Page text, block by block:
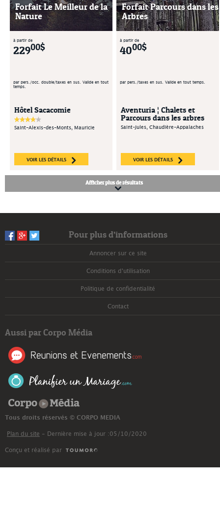
Forfait Le Meilleur de la
Nature
à partir de
22900$
par pers./occ. double/taxes en sus. Valide en tout
temps.
Hôtel Sacacomie
Saint-Alexis-des-Monts, Mauricie
VOIR LES DÉTAILS
Forfait Parcours dans les
Arbres
à partir de
4000$
par pers./taxes en sus. Valide en tout temps.
Aventuria ¦ Chalets et
Parcours dans les arbres
Saint-Jules, Chaudière-Appalaches
VOIR LES DÉTAILS
Afficher plus de résultats
Pour plus d’informations
Annoncer sur ce site
Conditions d'utilisation
Politique de confidentialité
Contact
Aussi par Corpo Média
Tous droits réservés © CORPO MEDIA
Plan du site - Dernière mise à jour :05/10/2020
Conçu et réalisé par